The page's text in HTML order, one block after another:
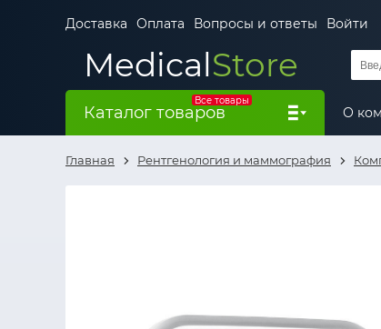
Доставка Оплата Вопросы и ответы Войти
MedicalStore
Все товары
Каталог товаров О
Главная Рентгенология и маммография